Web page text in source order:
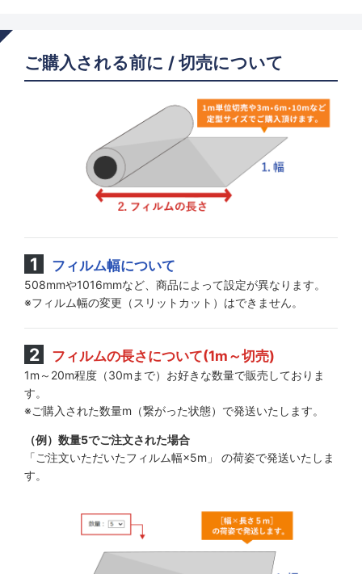
ご購入される前に / 切売について
フィルム幅について
508mmや1016mmなど、商品によって設定が異なります。
※フィルム幅の変更（スリットカット）はできません。
フィルムの長さについて(1m～切売)
1m～20m程度（30mまで）お好きな数量で販売しておりま
す。
※ご購入された数量m（繋がった状態）で発送いたします。
（例）数量5でご注文された場合
「ご注文いただいたフィルム幅×5m」 の荷姿で発送いたしま
す。